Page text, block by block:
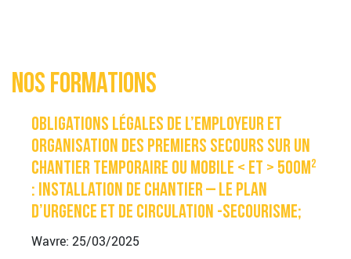
Nos formations
Obligations légales de l’employeur et
organisation des premiers secours sur un
chantier temporaire ou mobile < et > 500m²
: installation de chantier – le plan
d’urgence et de circulation -secourisme;
Wavre: 25/03/2025